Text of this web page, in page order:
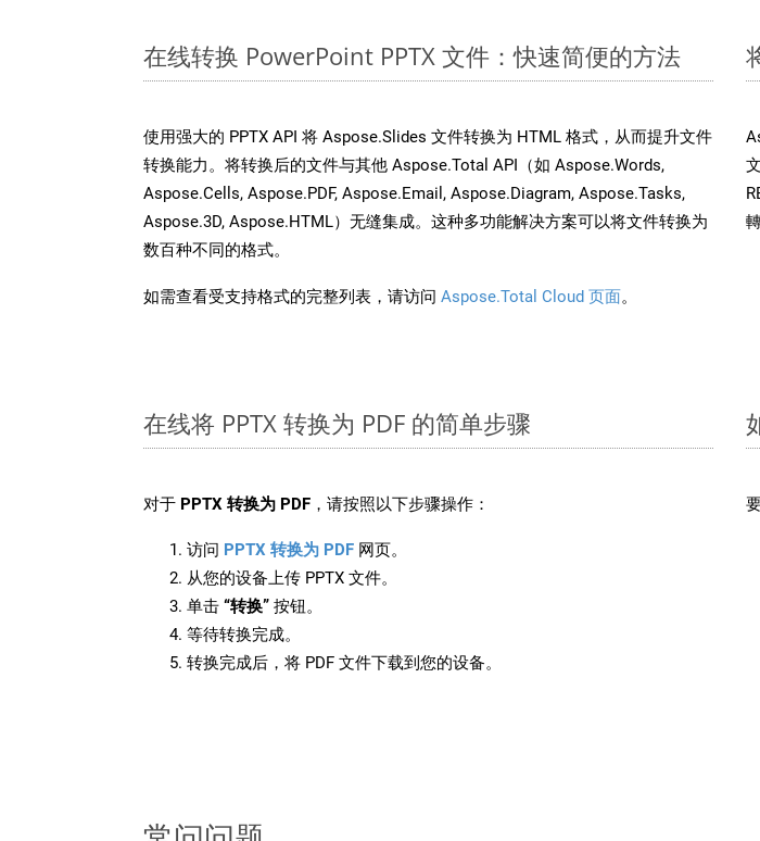
在线转换 PowerPoint PPTX 文件：快速简便的方法
使用强大的 PPTX API 将 Aspose.Slides 文件转换为 HTML 格式，从而提升文件
转换能力。将转换后的文件与其他 Aspose.Total API（如 Aspose.Words,
Aspose.Cells, Aspose.PDF, Aspose.Email, Aspose.Diagram, Aspose.Tasks,
Aspose.3D, Aspose.HTML）无缝集成。这种多功能解决方案可以将文件转换为
数百种不同的格式。
如需查看受支持格式的完整列表，请访问 Aspose.Total Cloud 页面。
在线将 PPTX 转换为 PDF 的简单步骤
对于 PPTX 转换为 PDF ，请按照以下步骤操作：
访问 PPTX 转换为 PDF 网页。
从您的设备上传 PPTX 文件。
单击 “转换” 按钮。
等待转换完成。
转换完成后，将 PDF 文件下载到您的设备。